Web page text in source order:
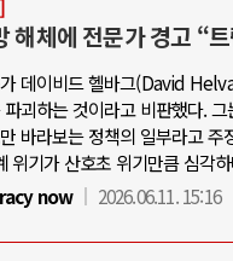
해체에 전문가 경고 “
데이비드 헬바그(David
괴하는 것이라고 비판했다.
바라보는 정책의 일부라고
위기가 산호초 위기만큼 심각
now 2026.06.11. 15:16
토큰 시..
진보진영 ..
로운 글로..
센터 확산..
잠식하고 ..
전쟁
EU·
나토,
우크
러·